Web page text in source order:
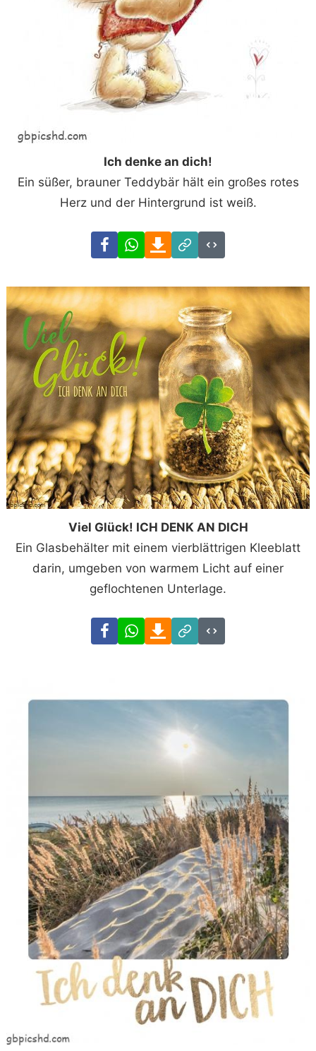
Ich denke an dich!
Ein süßer, brauner Teddybär hält ein großes rotes
Herz und der Hintergrund ist weiß.
FacebookWhatsAppDownload
Link
Code
Viel Glück! ICH DENK AN DICH
Ein Glasbehälter mit einem vierblättrigen Kleeblatt
darin, umgeben von warmem Licht auf einer
geflochtenen Unterlage.
FacebookWhatsAppDownload
Link
Code